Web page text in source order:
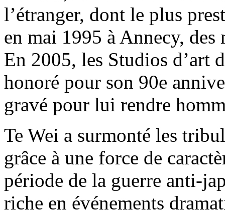
l’étranger, dont le plus
en mai 1995 à Annecy,
En 2005, les Studios d’art
honoré pour son 90e
gravé pour lui rendre
Te Wei a surmonté les
grâce à une force de
période de la guerre anti-
riche en événements